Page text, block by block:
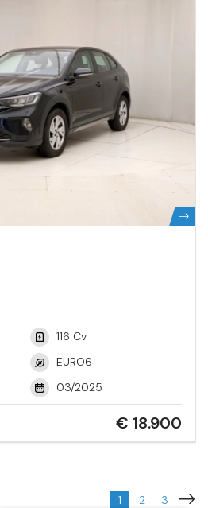
116 Cv
EURO6
03/2025
€ 18.900
1 2 3